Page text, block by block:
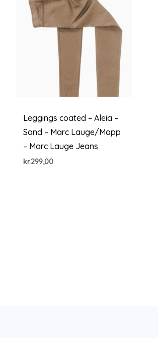
Leggings coated – Aleia –
Sand – Marc Lauge/Mapp
– Marc Lauge Jeans
kr.299,00